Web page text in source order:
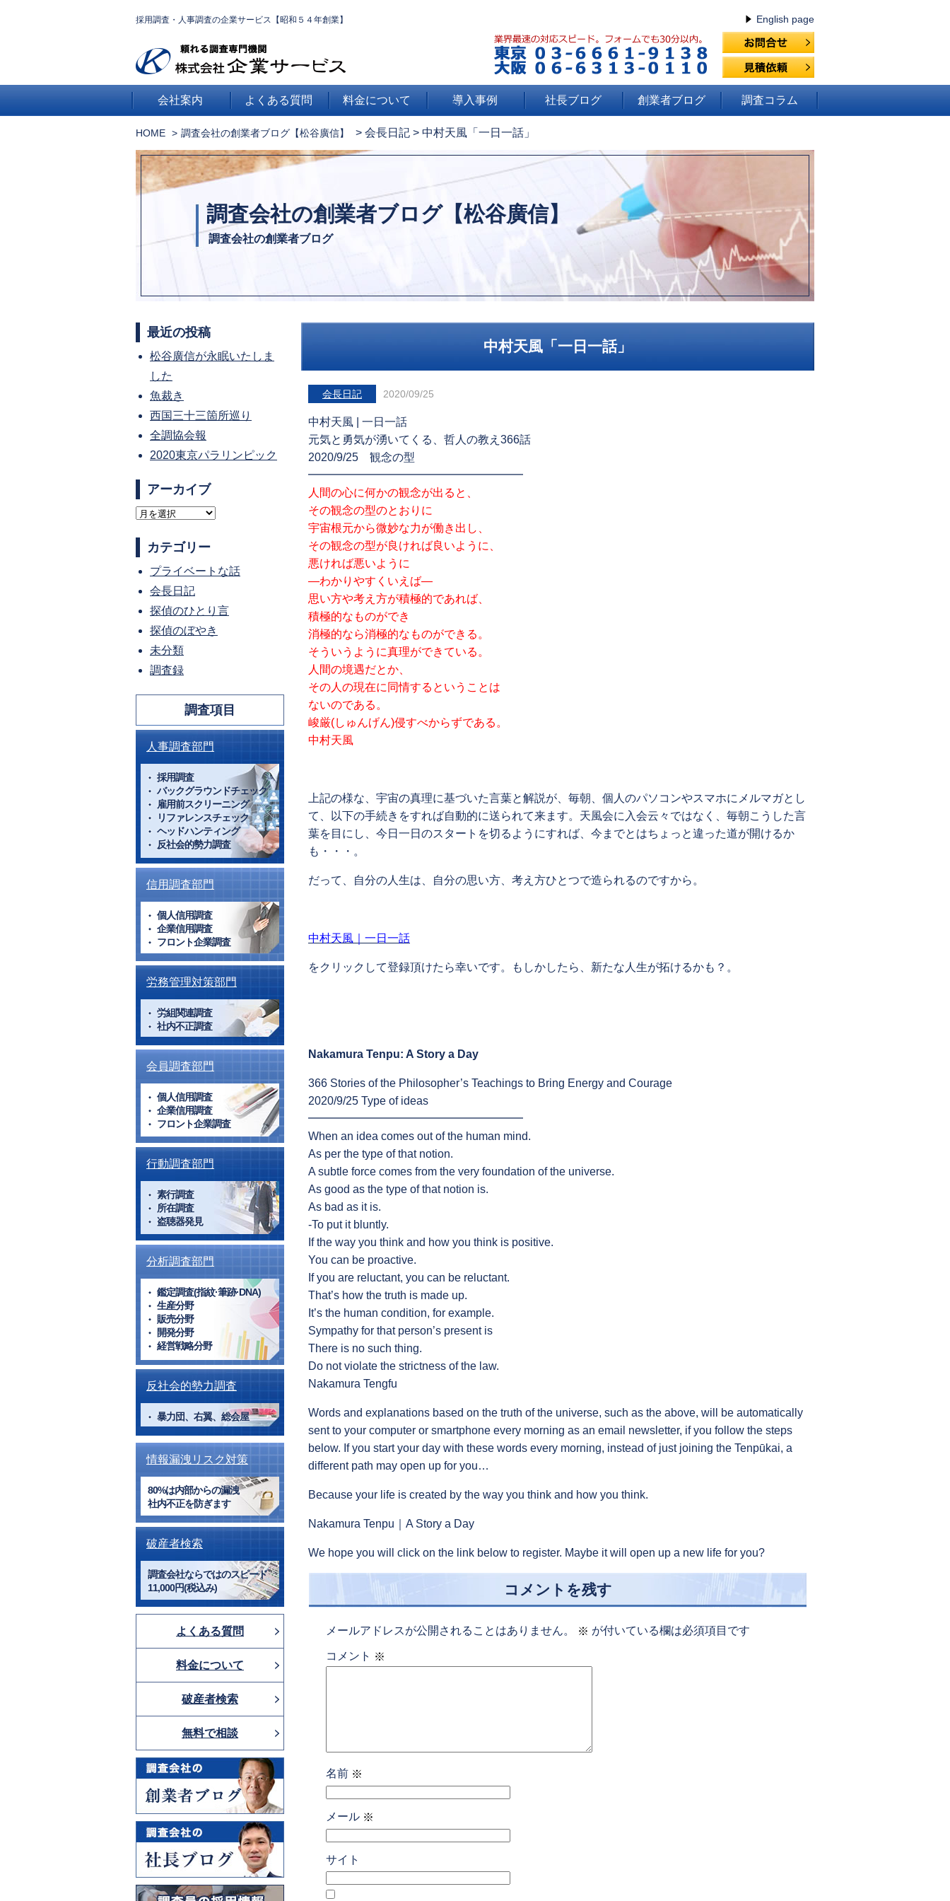
English page
採用調査・人事調査の企業サービス【昭和５４年創業】
会社案内 よくある質問 料金について 導入事例 社長ブログ 創業者ブログ 調査コラム
HOME 調査会社の創業者ブログ【松谷廣信】 > 会長日記 > 中村天風「一日一話」
調査会社の創業者ブログ【松谷廣信】
調査会社の創業者ブログ
中村天風「一日一話」
会長日記 2020/09/25
中村天風 | 一日一話
元気と勇気が湧いてくる、哲人の教え366話
2020/9/25 観念の型
━━━━━━━━━━━━━━━━━━━
人間の心に何かの観念が出ると、
その観念の型のとおりに
宇宙根元から微妙な力が働き出し、
その観念の型が良ければ良いように、
悪ければ悪いように
―わかりやすくいえば―
思い方や考え方が積極的であれば、
積極的なものができ
消極的なら消極的なものができる。
そういうように真理ができている。
人間の境遇だとか、
その人の現在に同情するということは
ないのである。
峻厳(しゅんげん)侵すべからずである。
中村天風
上記の様な、宇宙の真理に基づいた言葉と解説が、毎朝、個人のパソコンやスマホにメルマガとし
て、以下の手続きをすれば自動的に送られて来ます。天風会に入会云々ではなく、毎朝こうした言
葉を目にし、今日一日のスタートを切るようにすれば、今までとはちょっと違った道が開けるか
も・・・。
だって、自分の人生は、自分の思い方、考え方ひとつで造られるのですから。
中村天風｜一日一話
をクリックして登録頂けたら幸いです。もしかしたら、新たな人生が拓けるかも？。
Nakamura Tenpu: A Story a Day
366 Stories of the Philosopher’s Teachings to Bring Energy and Courage
2020/9/25 Type of ideas
━━━━━━━━━━━━━━━━━━━
When an idea comes out of the human mind.
As per the type of that notion.
A subtle force comes from the very foundation of the universe.
As good as the type of that notion is.
As bad as it is.
-To put it bluntly.
If the way you think and how you think is positive.
You can be proactive.
If you are reluctant, you can be reluctant.
That’s how the truth is made up.
It’s the human condition, for example.
Sympathy for that person’s present is
There is no such thing.
Do not violate the strictness of the law.
Nakamura Tengfu
Words and explanations based on the truth of the universe, such as the above, will be automatically
sent to your computer or smartphone every morning as an email newsletter, if you follow the steps
below. If you start your day with these words every morning, instead of just joining the Tenpūkai, a
different path may open up for you…
Because your life is created by the way you think and how you think.
Nakamura Tenpu｜A Story a Day
We hope you will click on the link below to register. Maybe it will open up a new life for you?
コメントを残す
メールアドレスが公開されることはありません。 ※ が付いている欄は必須項目です
コメント ※
名前 ※
メール ※
サイト
最近の投稿
松谷廣信が永眠いたしま
した
魚裁き
西国三十三箇所巡り
全調協会報
2020東京パラリンピック
アーカイブ
ア
イ
ブ
カテゴリー
プライベートな話
会長日記
探偵のひとり言
探偵のぼやき
未分類
調査録
調査項目
人事調査部門
採用調査
バックグラウンドチェック
雇用前スクリーニング
リファレンスチェック
ヘッドハンティング
反社会的勢力調査
信用調査部門
個人信用調査
企業信用調査
フロント企業調査
労務管理対策部門
労組関連調査
社内不正調査
会員調査部門
個人信用調査
企業信用調査
フロント企業調査
行動調査部門
素行調査
所在調査
盗聴器発見
分析調査部門
鑑定調査(指紋·筆跡·DNA)
生産分野
販売分野
開発分野
経営戦略分野
反社会的勢力調査
暴力団、右翼、総会屋
情報漏洩リスク対策
80%は内部からの漏洩
社内不正を防ぎます
破産者検索
調査会社ならではのスピード
11,000円(税込み)
よくある質問
料金について
破産者検索
無料で相談